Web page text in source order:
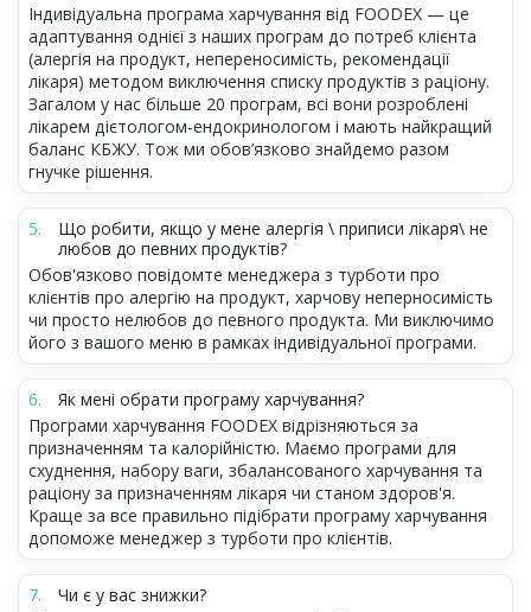
Індивідуальна програма харчування від FOODEX — це
адаптування однієї з наших програм до потреб клієнта
(алергія на продукт, непереносимість, рекомендації
лікаря) методом виключення списку продуктів з раціону.
Загалом у нас більше 20 програм, всі вони розроблені
лікарем дієтологом-ендокринологом і мають найкращий
баланс КБЖУ. Тож ми обов’язково знайдемо разом
гнучке рішення.
Що робити, якщо у мене алергія \ приписи лікаря\ не
любов до певних продуктів?
Обов'язково повідомте менеджера з турботи про
клієнтів про алергію на продукт, харчову неперносимість
чи просто нелюбов до певного продукта. Ми виключимо
його з вашого меню в рамках індивідуальної програми.
Як мені обрати програму харчування?
Програми харчування FOODEX відрізняються за
призначенням та калорійністю. Маємо програми для
схуднення, набору ваги, збалансованого харчування та
раціону за призначенням лікаря чи станом здоров'я.
Краще за все правильно підібрати програму харчування
допоможе менеджер з турботи про клієнтів.
Чи є у вас знижки?